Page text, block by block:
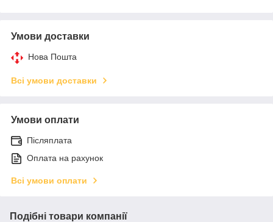
Умови доставки
Нова Пошта
Всі умови доставки
Умови оплати
Післяплата
Оплата на рахунок
Всі умови оплати
Подібні товари компанії